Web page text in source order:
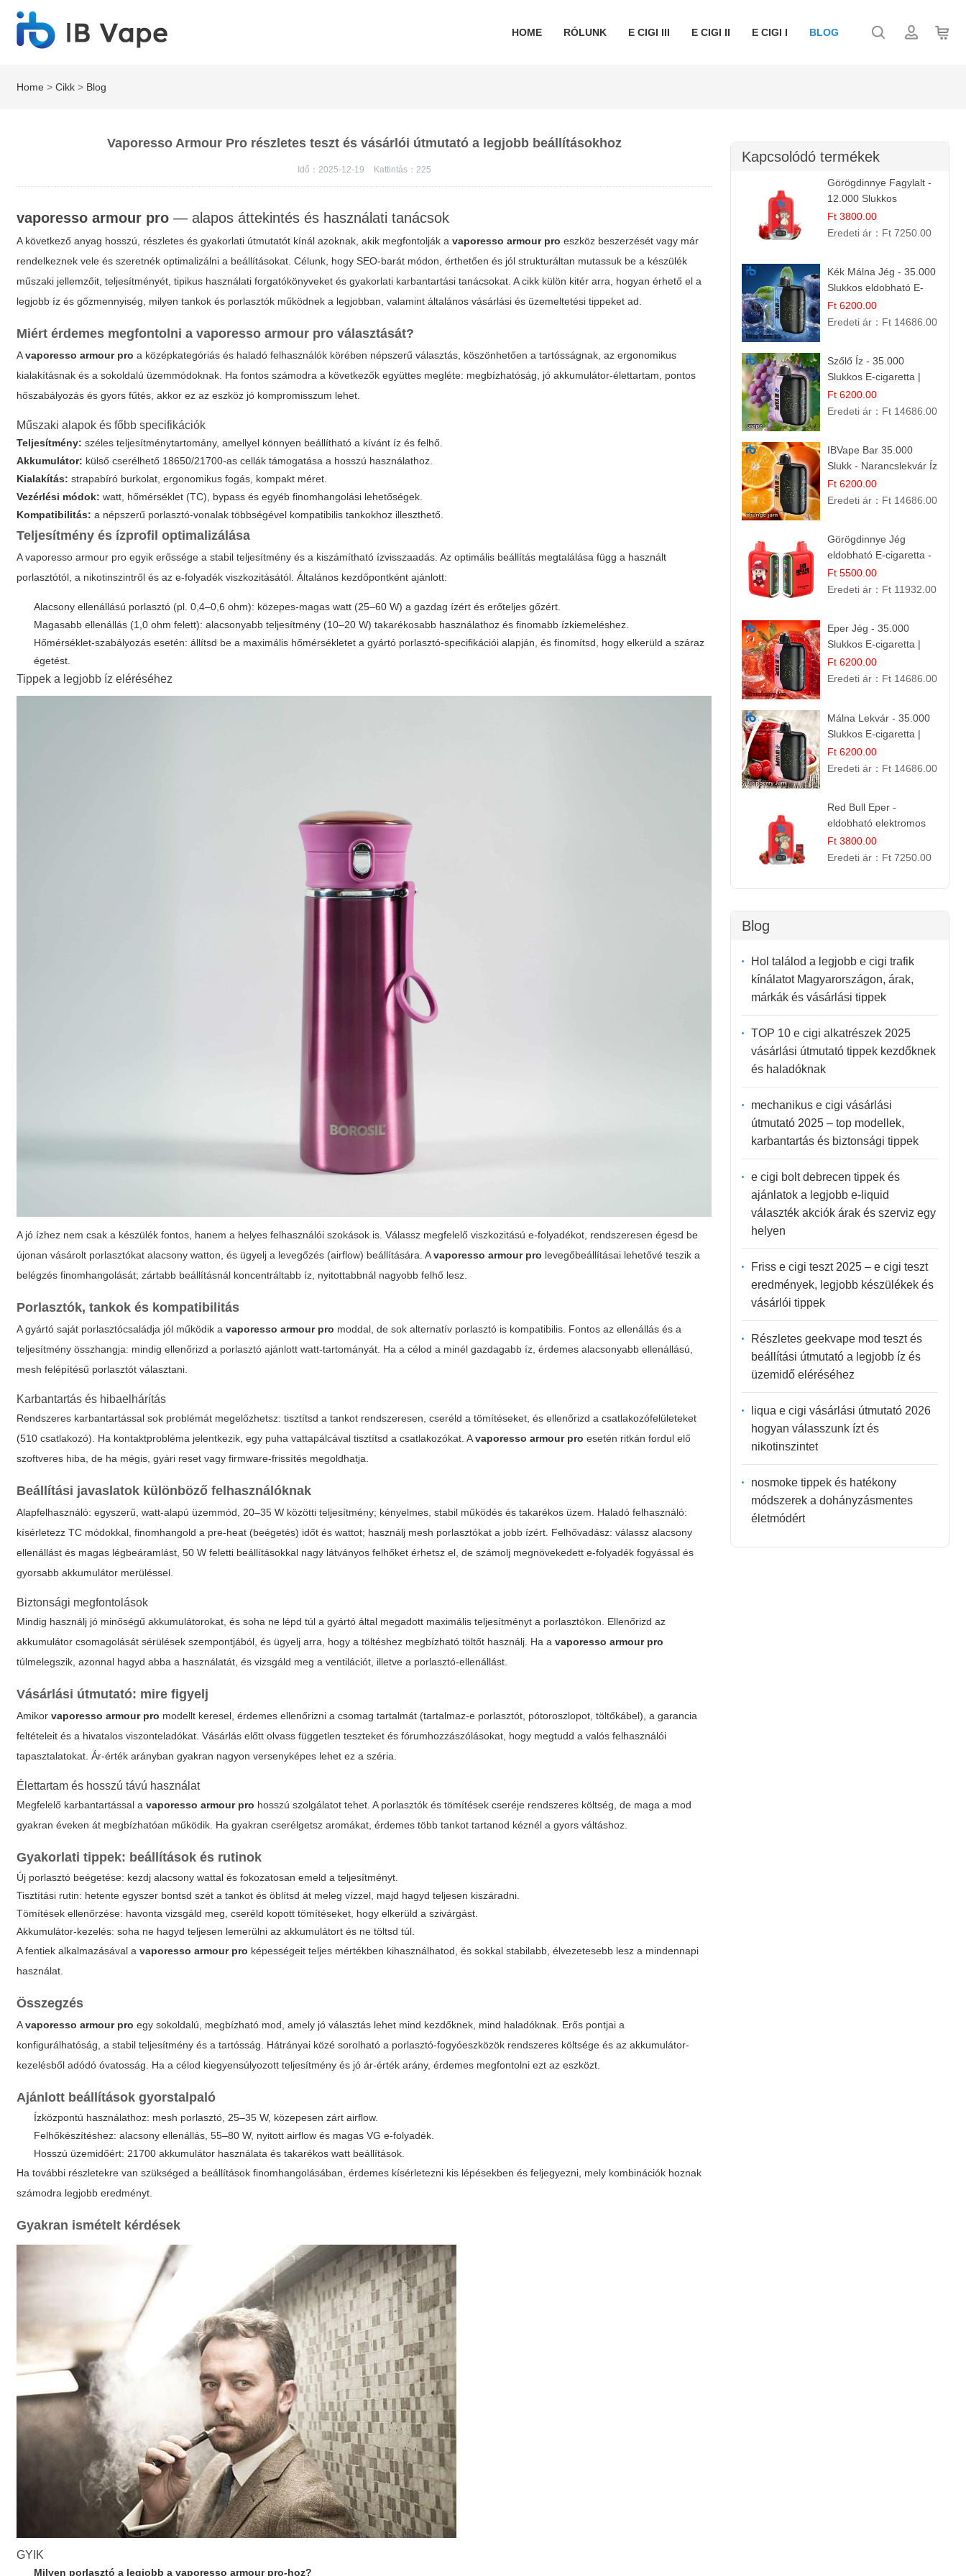
HOME RÓLUNK E CIGI III E CIGI II E CIGI I BLOG
Home >Cikk > Blog
Vaporesso Armour Pro részletes teszt és vásárlói útmutató a legjobb beállításokhoz
Idő：2025-12-19 Kattintás： 225
vaporesso armour pro — alapos áttekintés és használati tanácsok
A következő anyag hosszú, részletes és gyakorlati útmutatót kínál azoknak, akik megfontolják avaporesso armour pro eszköz beszerzését vagy már
rendelkeznek vele és szeretnék optimalizálni a beállításokat. Célunk, hogy SEO-barát módon, érthetően és jól strukturáltan mutassuk be a készülék
műszaki jellemzőit, teljesítményét, tipikus használati forgatókönyveket és gyakorlati karbantartási tanácsokat. A cikk külön kitér arra, hogyan érhető el a
legjobb íz és gőzmennyiség, milyen tankok és porlasztók működnek a legjobban, valamint általános vásárlási és üzemeltetési tippeket ad.
Miért érdemes megfontolni avaporesso armour pro választását?
Avaporesso armour pro a középkategóriás és haladó felhasználók körében népszerű választás, köszönhetően a tartósságnak, az ergonomikus
kialakításnak és a sokoldalú üzemmódoknak. Ha fontos számodra a következők együttes megléte: megbízhatóság, jó akkumulátor-élettartam, pontos
hőszabályozás és gyors fűtés, akkor ez az eszköz jó kompromisszum lehet.
Műszaki alapok és főbb specifikációk
Teljesítmény: széles teljesítménytartomány, amellyel könnyen beállítható a kívánt íz és felhő.
Akkumulátor: külső cserélhető 18650/21700-as cellák támogatása a hosszú használathoz.
Kialakítás: strapabíró burkolat, ergonomikus fogás, kompakt méret.
Vezérlési módok: watt, hőmérséklet (TC), bypass és egyéb finomhangolási lehetőségek.
Kompatibilitás: a népszerű porlasztó-vonalak többségével kompatibilis tankokhoz illeszthető.
Teljesítmény és ízprofil optimalizálása
Avaporesso armour pro egyik erőssége a stabil teljesítmény és a kiszámítható ízvisszaadás. Az optimális beállítás megtalálása függ a használt
porlasztótól, a nikotinszintről és az e-folyadék viszkozitásától. Általános kezdőpontként ajánlott:
Alacsony ellenállású porlasztó (pl. 0,4–0,6 ohm): közepes-magas watt (25–60 W) a gazdag ízért és erőteljes gőzért.
Magasabb ellenállás (1,0 ohm felett): alacsonyabb teljesítmény (10–20 W) takarékosabb használathoz és finomabb ízkiemeléshez.
Hőmérséklet-szabályozás esetén: állítsd be a maximális hőmérsékletet a gyártó porlasztó-specifikációi alapján, és finomítsd, hogy elkerüld a száraz
égetést.
Tippek a legjobb íz eléréséhez
A jó ízhez nem csak a készülék fontos, hanem a helyes felhasználói szokások is. Válassz megfelelő viszkozitású e-folyadékot, rendszeresen égesd be
újonan vásárolt porlasztókat alacsony watton, és ügyelj a levegőzés (airflow) beállítására. Avaporesso armour pro levegőbeállításai lehetővé teszik a
belégzés finomhangolását; zártabb beállításnál koncentráltabb íz, nyitottabbnál nagyobb felhő lesz.
Porlasztók, tankok és kompatibilitás
A gyártó saját porlasztócsaládja jól működik avaporesso armour pro moddal, de sok alternatív porlasztó is kompatibilis. Fontos az ellenállás és a
teljesítmény összhangja: mindig ellenőrizd a porlasztó ajánlott watt-tartományát. Ha a célod a minél gazdagabb íz, érdemes alacsonyabb ellenállású,
mesh felépítésű porlasztót választani.
Karbantartás és hibaelhárítás
Rendszeres karbantartással sok problémát megelőzhetsz: tisztítsd a tankot rendszeresen, cseréld a tömítéseket, és ellenőrizd a csatlakozófelületeket
(510 csatlakozó). Ha kontaktprobléma jelentkezik, egy puha vattapálcával tisztítsd a csatlakozókat. Avaporesso armour pro esetén ritkán fordul elő
szoftveres hiba, de ha mégis, gyári reset vagy firmware-frissítés megoldhatja.
Beállítási javaslatok különböző felhasználóknak
Alapfelhasználó: egyszerű, watt-alapú üzemmód, 20–35 W közötti teljesítmény; kényelmes, stabil működés és takarékos üzem. Haladó felhasználó:
kísérletezz TC módokkal, finomhangold a pre-heat (beégetés) időt és wattot; használj mesh porlasztókat a jobb ízért. Felhővadász: válassz alacsony
ellenállást és magas légbeáramlást, 50 W feletti beállításokkal nagy látványos felhőket érhetsz el, de számolj megnövekedett e-folyadék fogyással és
gyorsabb akkumulátor merüléssel.
Biztonsági megfontolások
Mindig használj jó minőségű akkumulátorokat, és soha ne lépd túl a gyártó által megadott maximális teljesítményt a porlasztókon. Ellenőrizd az
akkumulátor csomagolását sérülések szempontjából, és ügyelj arra, hogy a töltéshez megbízható töltőt használj. Ha avaporesso armour pro
túlmelegszik, azonnal hagyd abba a használatát, és vizsgáld meg a ventilációt, illetve a porlasztó-ellenállást.
Vásárlási útmutató: mire figyelj
Amikorvaporesso armour pro modellt keresel, érdemes ellenőrizni a csomag tartalmát (tartalmaz-e porlasztót, pótoroszlopot, töltőkábel), a garancia
feltételeit és a hivatalos viszonteladókat. Vásárlás előtt olvass független teszteket és fórumhozzászólásokat, hogy megtudd a valós felhasználói
tapasztalatokat. Ár-érték arányban gyakran nagyon versenyképes lehet ez a széria.
Élettartam és hosszú távú használat
Megfelelő karbantartással avaporesso armour pro hosszú szolgálatot tehet. A porlasztók és tömítések cseréje rendszeres költség, de maga a mod
gyakran éveken át megbízhatóan működik. Ha gyakran cserélgetsz aromákat, érdemes több tankot tartanod kéznél a gyors váltáshoz.
Gyakorlati tippek: beállítások és rutinok
Új porlasztó beégetése: kezdj alacsony wattal és fokozatosan emeld a teljesítményt.
Tisztítási rutin: hetente egyszer bontsd szét a tankot és öblítsd át meleg vízzel, majd hagyd teljesen kiszáradni.
Tömítések ellenőrzése: havonta vizsgáld meg, cseréld kopott tömítéseket, hogy elkerüld a szivárgást.
Akkumulátor-kezelés: soha ne hagyd teljesen lemerülni az akkumulátort és ne töltsd túl.
A fentiek alkalmazásával avaporesso armour pro képességeit teljes mértékben kihasználhatod, és sokkal stabilabb, élvezetesebb lesz a mindennapi
használat.
Összegzés
Avaporesso armour pro egy sokoldalú, megbízható mod, amely jó választás lehet mind kezdőknek, mind haladóknak. Erős pontjai a
konfigurálhatóság, a stabil teljesítmény és a tartósság. Hátrányai közé sorolható a porlasztó-fogyóeszközök rendszeres költsége és az akkumulátor-
kezelésből adódó óvatosság. Ha a célod kiegyensúlyozott teljesítmény és jó ár-érték arány, érdemes megfontolni ezt az eszközt.
Ajánlott beállítások gyorstalpaló
Ízközpontú használathoz: mesh porlasztó, 25–35 W, közepesen zárt airflow.
Felhőkészítéshez: alacsony ellenállás, 55–80 W, nyitott airflow és magas VG e-folyadék.
Hosszú üzemidőért: 21700 akkumulátor használata és takarékos watt beállítások.
Ha további részletekre van szükséged a beállítások finomhangolásában, érdemes kísérletezni kis lépésekben és feljegyezni, mely kombinációk hoznak
számodra legjobb eredményt.
Gyakran ismételt kérdések
GYIK
Milyen porlasztó a legjobb a vaporesso armour pro-hoz?
Kapcsolódó termékek
Görögdinnye Fagylalt -
12.000 Slukkos
eldobható e-Cigaretta
Ft 3800.00
Eredeti ár： Ft 7250.00
Kék Málna Jég - 35.000
Slukkos eldobható E-
cigaretta | Frissítő
Ízélmény
Ft 6200.00
Eredeti ár： Ft 14686.00
Szőlő Íz - 35.000
Slukkos E-cigaretta |
Friss Gyümölcs Aroma
Ft 6200.00
Eredeti ár： Ft 14686.00
IBVape Bar 35.000
Slukk - Narancslekvár Íz
| Prémium E-cigaretta
Ft 6200.00
Eredeti ár： Ft 14686.00
Görögdinnye Jég
eldobható E-cigaretta -
25.000 Slukk | Frissítő
Nyári Íz
Ft 5500.00
Eredeti ár： Ft 11932.00
Eper Jég - 35.000
Slukkos E-cigaretta |
IBVape Bar
Ft 6200.00
Eredeti ár： Ft 14686.00
Málna Lekvár - 35.000
Slukkos E-cigaretta |
IBVape Bar Édes
Gyümölcs Íz
Ft 6200.00
Eredeti ár： Ft 14686.00
Red Bull Eper -
eldobható elektromos
cigi | Energizáló
Gyümölcs Íz
Ft 3800.00
Eredeti ár： Ft 7250.00
Blog
Hol találod a legjobb e cigi trafik
kínálatot Magyarországon, árak,
márkák és vásárlási tippek
TOP 10 e cigi alkatrészek 2025
vásárlási útmutató tippek kezdőknek
és haladóknak
mechanikus e cigi vásárlási
útmutató 2025 – top modellek,
karbantartás és biztonsági tippek
e cigi bolt debrecen tippek és
ajánlatok a legjobb e-liquid
választék akciók árak és szerviz egy
helyen
Friss e cigi teszt 2025 – e cigi teszt
eredmények, legjobb készülékek és
vásárlói tippek
Részletes geekvape mod teszt és
beállítási útmutató a legjobb íz és
üzemidő eléréséhez
liqua e cigi vásárlási útmutató 2026
hogyan válasszunk ízt és
nikotinszintet
nosmoke tippek és hatékony
módszerek a dohányzásmentes
életmódért